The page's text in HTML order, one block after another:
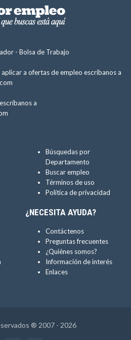
- Bolsa de Trabajo
a ofertas de empleo escríbanos a
a
Búsquedas por
Departamento
Buscar empleo
Términos de uso
Política de privacidad
¿NECESITA AYUDA?
Contáctenos
Preguntas frecuentes
¿Quiénes somos?
Información de interés
Enlaces
® 2007 - 2026